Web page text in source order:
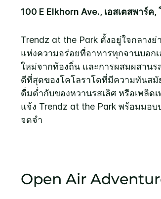
100 E Elkhorn Ave., เอสเตสพาร์ค
Trendz at the Park ตั้งอยู่ใจกลาง
แห่งความอร่อยที่อาหารทุกจานบอก
ใหม่จากท้องถิ่น และการผสมผสานร
ดีที่สุดของโคโลราโดที่มีความทันสมั
ดื่มด่ำกับของหวานรสเลิศ หรือเพลิด
แจ้ง Trendz at the Park พร้อมมอ
จดจำ
Open Air